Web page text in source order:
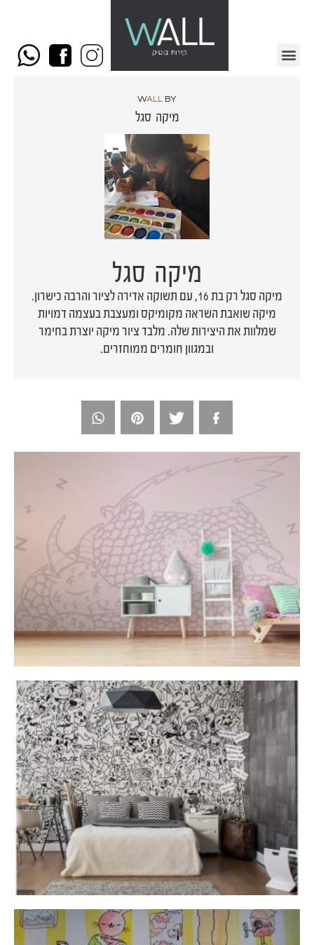
WALL BY
מיקה סגל
מיקה סגל
מיקה סגל רק בת 16, עם תשוקה אדירה לציור והרבה כישרון.
מיקה שואבת השראה מקומיקס ומעצבת בעצמה דמויות
שמלוות את היצירות שלה. מלבד ציור מיקה יוצרת בחימר
ובמגוון חומרים ממוחזרים.